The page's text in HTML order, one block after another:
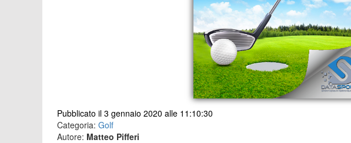
Pubblicato il 3 gennaio 2020 alle 11:10:30
Categoria: Golf
Autore: Matteo Pifferi